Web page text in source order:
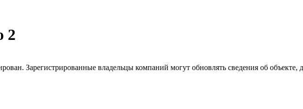
2
Зарегистрированные владельцы компаний могут обновлять сведения об объекте,